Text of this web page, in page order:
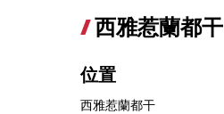
西雅惹蘭都干
位置
西雅惹蘭都干